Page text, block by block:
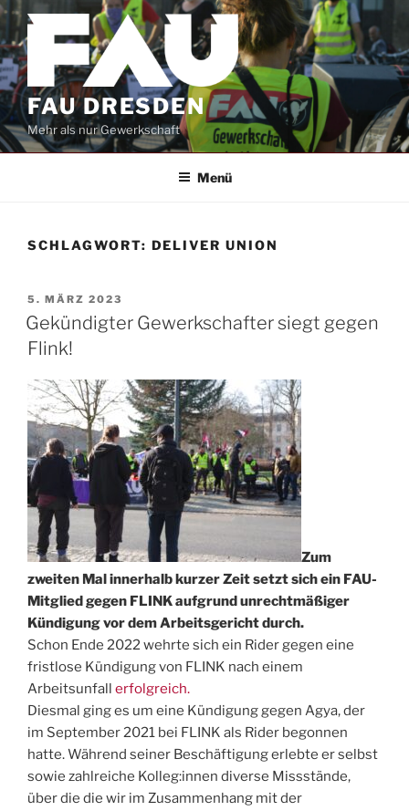
Zum
Inhalt
springen
FAU DRESDEN
Mehr als nur Gewerkschaft
Menü
SCHLAGWORT: DELIVER UNION
VERÖFFENTLICHT
AM
5. MÄRZ 2023
Gekündigter Gewerkschafter siegt gegen
Flink!
Zum
zweiten Mal innerhalb kurzer Zeit setzt sich ein FAU-
Mitglied gegen FLINK aufgrund unrechtmäßiger
Kündigung vor dem Arbeitsgericht durch.
Schon Ende 2022 wehrte sich ein Rider gegen eine
fristlose Kündigung von FLINK nach einem
Arbeitsunfall erfolgreich.
Diesmal ging es um eine Kündigung gegen Agya, der
im September 2021 bei FLINK als Rider begonnen
hatte. Während seiner Beschäftigung erlebte er selbst
sowie zahlreiche Kolleg:innen diverse Missstände,
über die die wir im Zusammenhang mit der